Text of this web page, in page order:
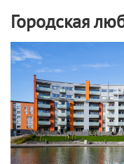
Городская